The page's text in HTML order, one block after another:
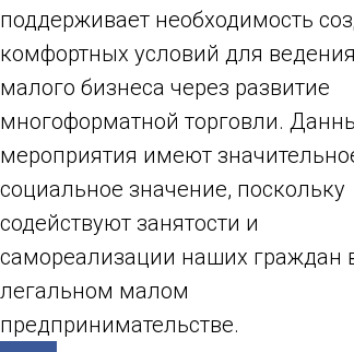
поддерживает необходимость
комфортных условий для ведения
малого бизнеса через развитие
многоформатной торговли.
мероприятия имеют
социальное значение, поскольку
содействуют занятости и
самореализации наших граждан
легальном малом
предпринимательстве.